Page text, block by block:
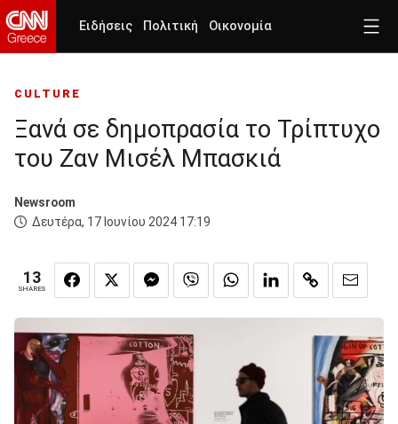
Ειδήσεις Πολιτική Οικονομία
CULTURE
Ξανά σε δημοπρασία το Τρίπτυχο
του Ζαν Μισέλ Μπασκιά
Newsroom
Δευτέρα, 17 Ιουνίου 2024 17:19
13
SHARES